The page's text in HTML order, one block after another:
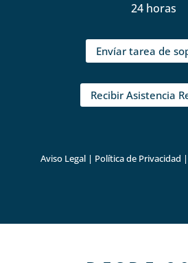
24 horas
Envíar tarea de
Recibir Asistencia
Aviso Legal | Política de Privacidad |